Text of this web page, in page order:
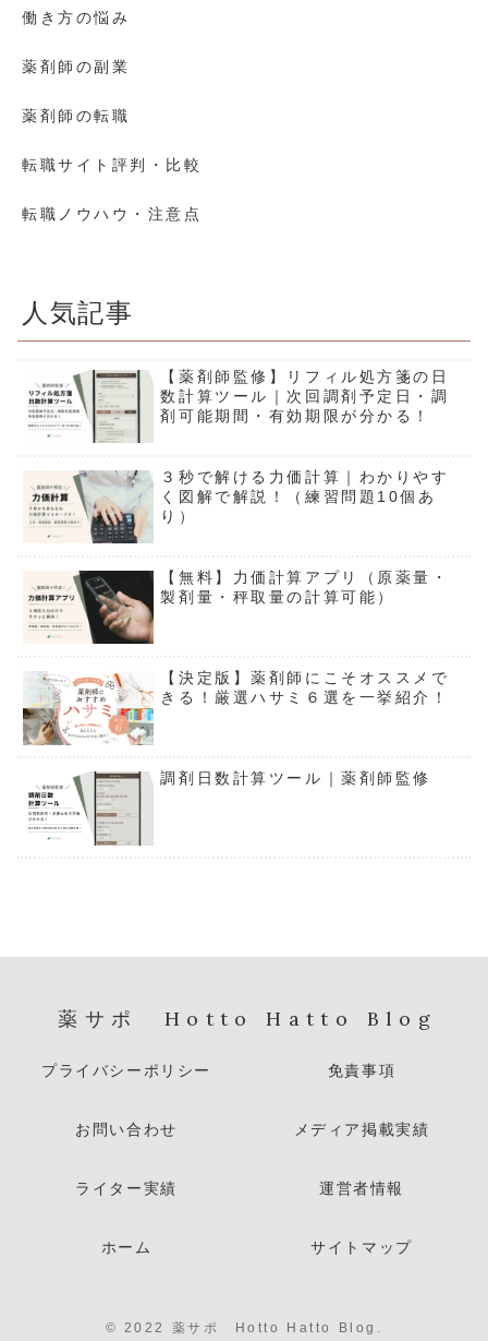
働き方の悩み
薬剤師の副業
薬剤師の転職
転職サイト評判・比較
転職ノウハウ・注意点
人気記事
【薬剤師監修】リフィル処方箋の日
数計算ツール｜次回調剤予定日・調
剤可能期間・有効期限が分かる！
３秒で解ける力価計算｜わかりやす
く図解で解説！（練習問題10個あ
り）
【無料】力価計算アプリ（原薬量・
製剤量・秤取量の計算可能）
【決定版】薬剤師にこそオススメで
きる！厳選ハサミ６選を一挙紹介！
調剤日数計算ツール｜薬剤師監修
薬サポ Hotto Hatto Blog
プライバシーポリシー 免責事項
お問い合わせ メディア掲載実績
ライター実績 運営者情報
ホーム サイトマップ
© 2022 薬サポ Hotto Hatto Blog.